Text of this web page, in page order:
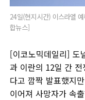
24일(현지시간) 이스라엘
합뉴스]
[이코노믹데일리] 도
과 이란의 12일 간
다고 깜짝 발표했지
이어져 사망자가 속